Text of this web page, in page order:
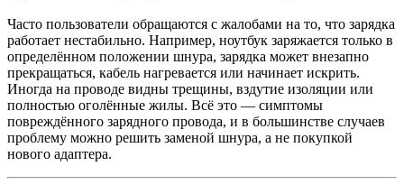
Часто пользователи обращаются с жалобами на то, что зарядка
работает нестабильно. Например, ноутбук заряжается только в
определённом положении шнура, зарядка может внезапно
прекращаться, кабель нагревается или начинает искрить.
Иногда на проводе видны трещины, вздутие изоляции или
полностью оголённые жилы. Всё это — симптомы
повреждённого зарядного провода, и в большинстве случаев
проблему можно решить заменой шнура, а не покупкой
нового адаптера.